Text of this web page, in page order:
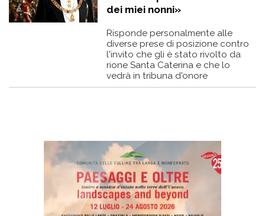
dei miei nonni»
Risponde personalmente alle
diverse prese di posizione contro
l'invito che gli è stato rivolto da
rione Santa Caterina e che lo
vedrà in tribuna d'onore